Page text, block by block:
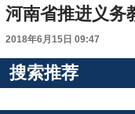
河南省推进义务
2018年6月15日 09:47
搜索推荐